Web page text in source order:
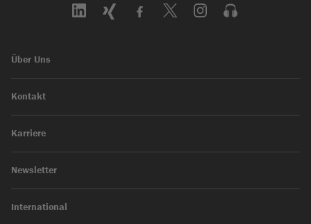
Über Uns
Kontakt
Karriere
Newsletter
International